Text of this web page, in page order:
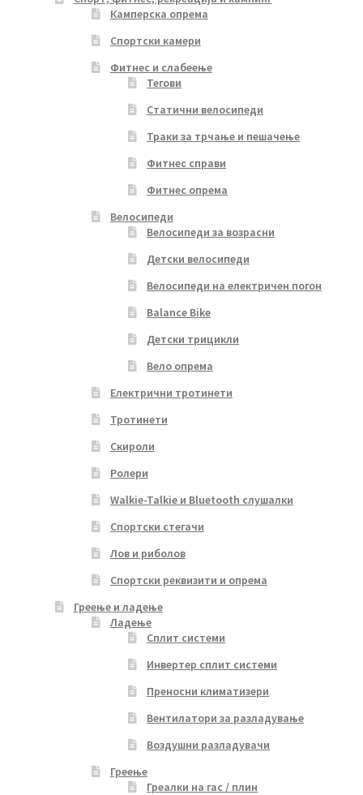
Камперска опрема
Спортски камери
Фитнес и слабеење
Тегови
Статични велосипеди
Траки за трчање и пешачење
Фитнес справи
Фитнес опрема
Велосипеди
Велосипеди за возрасни
Детски велосипеди
Велосипеди на електричен погон
Balance Bike
Детски трицикли
Вело опрема
Електрични тротинети
Тротинети
Скироли
Ролери
Walkie-Talkie и Bluetooth слушалки
Спортски стегачи
Лов и риболов
Спортски реквизити и опрема
Греење и ладење
Ладење
Сплит системи
Инвертер сплит системи
Преносни климатизери
Вентилатори за разладување
Воздушни разладувачи
Греење
Греалки на гас / плин